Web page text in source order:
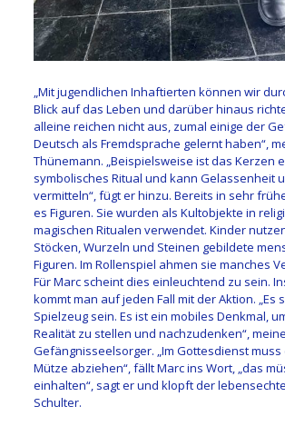
„Mit jugendlichen Inhaftierten können wir
Blick auf das Leben und darüber hinaus
alleine reichen nicht aus, zumal einige der
Deutsch als Fremdsprache gelernt haben“,
Thünemann. „Beispielsweise ist das Kerzen
symbolisches Ritual und kann Gelassenheit
vermitteln“, fügt er hinzu. Bereits in sehr
es Figuren. Sie wurden als Kultobjekte in
magischen Ritualen verwendet. Kinder
Stöcken, Wurzeln und Steinen gebildete
Figuren. Im Rollenspiel ahmen sie manches
Für Marc scheint dies einleuchtend zu sein.
kommt man auf jeden Fall mit der Aktion. „Es
Spielzeug sein. Es ist ein mobiles Denkmal,
Realität zu stellen und nachzudenken“,
Gefängnisseelsorger. „Im Gottesdienst
Mütze abziehen“, fällt Marc ins Wort, „das
einhalten“, sagt er und klopft der
Schulter.